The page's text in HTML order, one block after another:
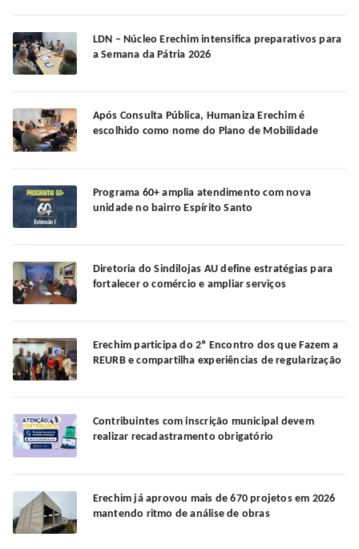
LDN – Núcleo Erechim intensifica preparativos para
a Semana da Pátria 2026
Após Consulta Pública, Humaniza Erechim é
escolhido como nome do Plano de Mobilidade
Programa 60+ amplia atendimento com nova
unidade no bairro Espírito Santo
Diretoria do Sindilojas AU define estratégias para
fortalecer o comércio e ampliar serviços
Erechim participa do 2º Encontro dos que Fazem a
REURB e compartilha experiências de regularização
Contribuintes com inscrição municipal devem
realizar recadastramento obrigatório
Erechim já aprovou mais de 670 projetos em 2026
mantendo ritmo de análise de obras